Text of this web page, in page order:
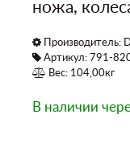
ножа,
Производитель:
Артикул: 791-
Вес: 104,00кг
В наличии